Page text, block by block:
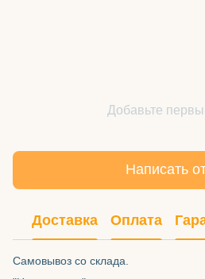
Добавьте
Написать
Доставка Оплата
Самовывоз со склада.